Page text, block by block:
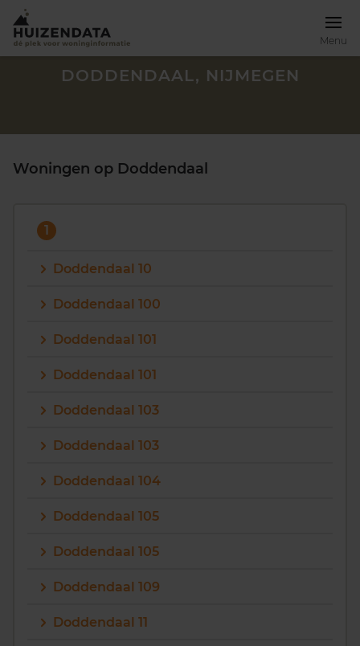
Menu
Maandag t/m vrijdag - 08:00 -18:00
DODDENDAAL, NIJMEGEN
Woningen op Doddendaal
1
Doddendaal 10
Doddendaal 100
Doddendaal 101
Doddendaal 101
Doddendaal 103
Doddendaal 103
Doddendaal 104
Doddendaal 105
Doddendaal 105
Doddendaal 109
Doddendaal 11